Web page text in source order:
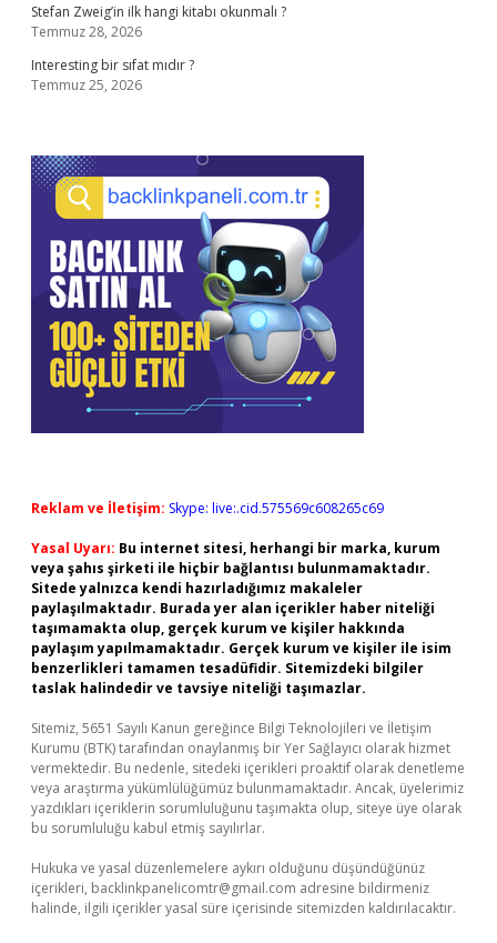
Stefan Zweig’in ilk hangi kitabı okunmalı ?
Temmuz 28, 2026
Interesting bir sıfat mıdır ?
Temmuz 25, 2026
Reklam ve İletişim: Skype: live:.cid.575569c608265c69
Yasal Uyarı: Bu internet sitesi, herhangi bir marka, kurum
veya şahıs şirketi ile hiçbir bağlantısı bulunmamaktadır.
Sitede yalnızca kendi hazırladığımız makaleler
paylaşılmaktadır. Burada yer alan içerikler haber niteliği
taşımamakta olup, gerçek kurum ve kişiler hakkında
paylaşım yapılmamaktadır. Gerçek kurum ve kişiler ile isim
benzerlikleri tamamen tesadüfidir. Sitemizdeki bilgiler
taslak halindedir ve tavsiye niteliği taşımazlar.
Sitemiz, 5651 Sayılı Kanun gereğince Bilgi Teknolojileri ve İletişim
Kurumu (BTK) tarafından onaylanmış bir Yer Sağlayıcı olarak hizmet
vermektedir. Bu nedenle, sitedeki içerikleri proaktif olarak denetleme
veya araştırma yükümlülüğümüz bulunmamaktadır. Ancak, üyelerimiz
yazdıkları içeriklerin sorumluluğunu taşımakta olup, siteye üye olarak
bu sorumluluğu kabul etmiş sayılırlar.
Hukuka ve yasal düzenlemelere aykırı olduğunu düşündüğünüz
içerikleri, backlinkpanelicomtr@gmail.com adresine bildirmeniz
halinde, ilgili içerikler yasal süre içerisinde sitemizden kaldırılacaktır.